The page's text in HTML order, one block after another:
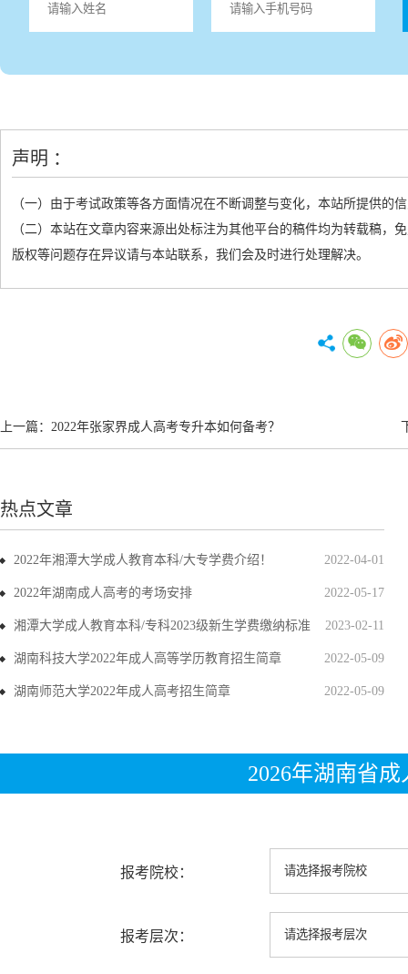
声明 ：
（一）由于考试政策等各方面情况在不断调整与变化，本站所提供的
（二）本站在文章内容来源出处标注为其他平台的稿件均为转载稿
版权等问题存在异议请与本站联系，我们会及时进行处理解决。
上一篇： 2022年张家界成人高考专升本如何备考？
热点文章
2022-04-01
2022年湘潭大学成人教育本科/大专学费介绍！
2022-05-17
2022年湖南成人高考的考场安排
2023-02-11
湘潭大学成人教育本科/专科2023级新生学费缴纳标准
2022-05-09
湖南科技大学2022年成人高等学历教育招生简章
2022-05-09
湖南师范大学2022年成人高考招生简章
2026年湖南省
报考院校：
报考层次：